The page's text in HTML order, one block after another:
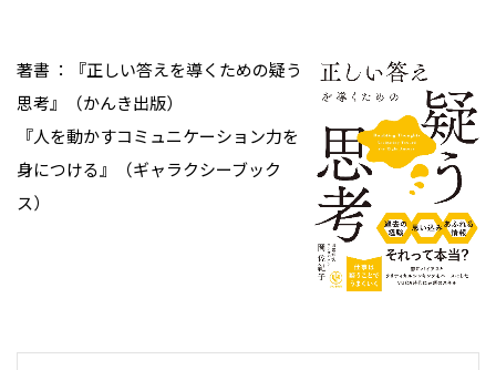
著書 ：『正しい答えを導くための疑う
思考』（かんき出版）
『人を動かすコミュニケーション力を
身につける』（ギャラクシーブック
ス）